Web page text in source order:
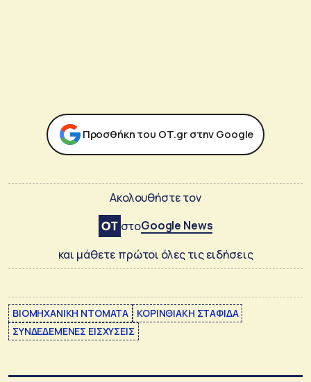
Προσθήκη του ΟΤ.gr στην Google
Ακολουθήστε τον
στοGoogle News
και μάθετε πρώτοι όλες τις ειδήσεις
ΒΙΟΜΗΧΑΝΙΚΗ ΝΤΟΜΑΤΑ
ΚΟΡΙΝΘΙΑΚΗ ΣΤΑΦΙΔΑ
ΣΥΝΔΕΔΕΜΕΝΕΣ ΕΙΣΧΥΣΕΙΣ